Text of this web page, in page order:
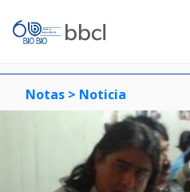
Notas > Noticia